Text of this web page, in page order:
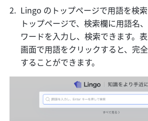
Lingo のトップページで用語を検
トップページで、検索欄に用語名
ワードを入力し、検索できます。
画面で用語をクリックすると、完
することができます。